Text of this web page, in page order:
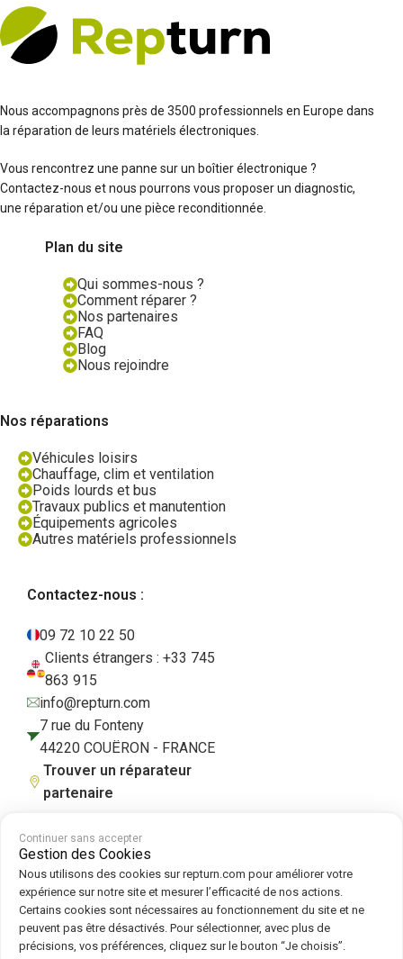
Nous accompagnons près de 3500 professionnels en Europe dans
la réparation de leurs matériels électroniques.
Vous rencontrez une panne sur un boîtier électronique ?
Contactez-nous et nous pourrons vous proposer un diagnostic,
une réparation et/ou une pièce reconditionnée.
Plan du site
Qui sommes-nous ?
Comment réparer ?
Nos partenaires
FAQ
Blog
Nous rejoindre
Nos réparations
Véhicules loisirs
Chauffage, clim et ventilation
Poids lourds et bus
Travaux publics et manutention
Équipements agricoles
Autres matériels professionnels
Contactez-nous :
09 72 10 22 50
Clients étrangers : +33 745
863 915
info@repturn.com
7 rue du Fonteny
44220 COUËRON - FRANCE
Trouver un réparateur
partenaire
CGV| Mentions légales Politique de confidentialité |Cookies
de cookies
Suivez-nous sur :
Continuer sans accepter
Gestion des Cookies
Nous utilisons des cookies sur repturn.com pour améliorer votre
expérience sur notre site et mesurer l’efficacité de nos actions.
Certains cookies sont nécessaires au fonctionnement du site et ne
peuvent pas être désactivés. Pour sélectionner, avec plus de
précisions, vos préférences, cliquez sur le bouton “Je choisis”.